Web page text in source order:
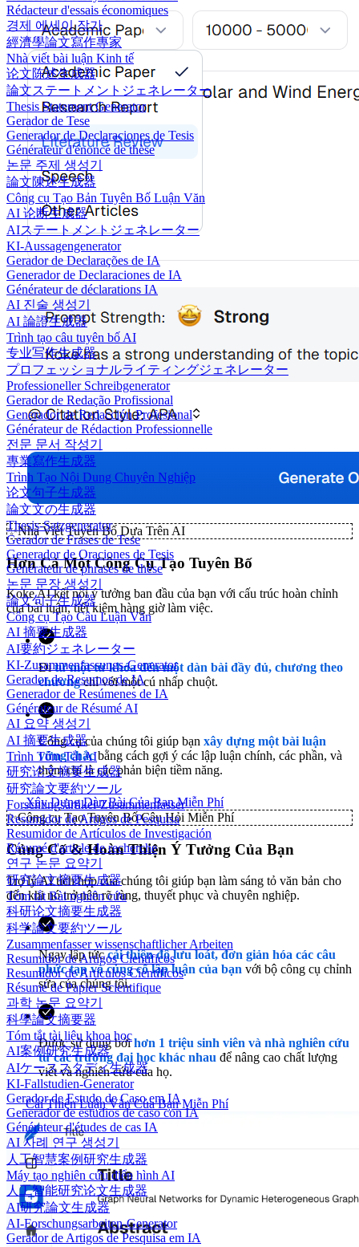
Rédacteur d'essais économiques
경제 에세이 작가
經濟學論文寫作專家
Nhà viết bài luận Kinh tế
论文陈述生成器
論文ステートメントジェネレーター
Thesis Statement Generator
Gerador de Tese
Generador de Declaraciones de Tesis
Générateur d'énoncé de thèse
논문 주제 생성기
論文陳述生成器
Công cụ Tạo Bản Tuyên Bố Luận Văn
AI 论断生成器
AIステートメントジェネレーター
KI-Aussagengenerator
Gerador de Declarações de IA
Generador de Declaraciones de IA
Générateur de déclarations IA
AI 진술 생성기
AI 論證生成器
Trình tạo câu tuyên bố AI
专业写作生成器
プロフェッショナルライティングジェネレーター
Professioneller Schreibgenerator
Gerador de Redação Profissional
Generador de Redacción Profesional
Générateur de Rédaction Professionnelle
전문 문서 작성기
專業寫作生成器
Trình Tạo Nội Dung Chuyên Nghiệp
论文句子生成器
論文文の生成器
Thesis-Satzgenerator
Gerador de Frases de Tese
Generador de Oraciones de Tesis
Générateur de phrases de thèse
논문 문장 생성기
論文句子生成器
Công cụ Tạo Câu Luận Văn
AI 摘要生成器
AI要約ジェネレーター
KI-Zusammenfassungs-Generator
Gerador de Resumos de IA
Generador de Resúmenes de IA
Générateur de Résumé AI
AI 요약 생성기
AI 摘要生成器
Trình Tóm Tắt AI
研究论文摘要生成器
研究論文要約ツール
Forschungsartikel-Zusammenfasser
Resumidor de Artigos de Pesquisa
Resumidor de Artículos de Investigación
Résumé d'article de recherche
연구 논문 요약기
研究論文摘要生成器
Tóm tắt Bài nghiên cứu
科研论文摘要生成器
科学論文要約ツール
Zusammenfasser wissenschaftlicher Arbeiten
Resumidor de Artigos Científicos
Resumidor de Artículos Científicos
Résumé de Papier Scientifique
과학 논문 요약기
科學論文摘要器
Tóm tắt tài liệu khoa học
AI案例研究生成器
AIケーススタディ生成器
KI-Fallstudien-Generator
Gerador de Estudo de Caso em IA
Generador de estudios de caso con IA
Générateur d'études de cas IA
AI 사례 연구 생성기
人工智慧案例研究生成器
Máy tạo nghiên cứu điển hình AI
人工智能研究论文生成器
AI研究論文生成器
AI-Forschungsarbeiten-Generator
Gerador de Artigos de Pesquisa em IA
✨Nhà Viết Tuyên Bố Dựa Trên AI
Hơn Cả Một Công Cụ Tạo Tuyên Bố
Koke AI kết nối ý tưởng ban đầu của bạn với cấu trúc hoàn chỉnh
của bài luận, tiết kiệm hàng giờ làm việc.
Đitừ một từ khóa đến một dàn bài đầy đủ, chương theo
chươngchỉ với một cú nhấp chuột.
Công cụ của chúng tôi giúp bạn xây dựng một bài luận
vững chắcbằng cách gợi ý các lập luận chính, các phần, và
thậm chí là các phản biện tiềm năng.
Xây Dựng Dàn Bài Của Bạn Miễn Phí
✨Công cụ Tạo Tuyên Bố Câu Hỏi Miễn Phí
Củng Cố & Hoàn Thiện Ý Tưởng Của Bạn
Trợ lý AI tích hợp của chúng tôi giúp bạn làm sáng tỏ văn bản cho
đến khi nó trở nên rõ ràng, thuyết phục và chuyên nghiệp.
Ngay lập tứccải thiện độ lưu loát, đơn giản hóa các câu
phức tạp và củng cố lập luận của bạn với bộ công cụ chỉnh
sửa của chúng tôi.
Được sử dụng bởihơn 1 triệu sinh viên và nhà nghiên cứu
từ các trường đại học khác nhau để nâng cao chất lượng
viết và nghiên cứu của họ.
Cải Thiện Luận Văn Của Bạn Miễn Phí